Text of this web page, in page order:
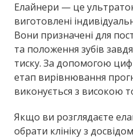
Елайнери — це
виготовлені
Вони призначені для
та положення зубів
тиску. За допомогою
етап вирівнювання
виконується з високою
Якщо ви розглядаєте
обрати клініку з